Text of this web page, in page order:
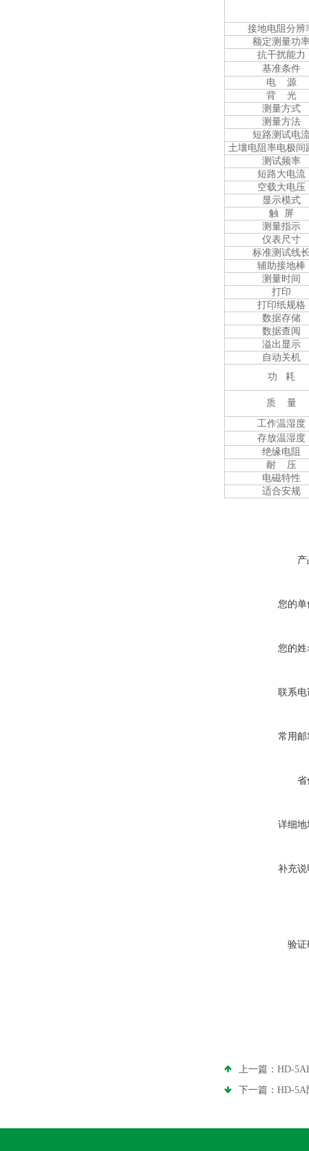
接地电阻分辨
额定测量功
抗干扰能力
基准条件
电 源
背 光
测量方式
测量方法
短路测试电
土壤电阻率电极间
测试频率
短路大电流
空载大电压
显示模式
触 屏
测量指示
仪表尺寸
标准测试线
辅助接地棒
测量时间
打印
打印纸规格
数据存储
数据查阅
溢出显示
自动关机
功 耗
质 量
工作温湿度
存放温湿度
绝缘电阻
耐 压
电磁特性
适合安规
您的单
您的姓
联系电
常用邮
省
详细地
补充说
验证
上一篇： HD-
下一篇： HD-5A